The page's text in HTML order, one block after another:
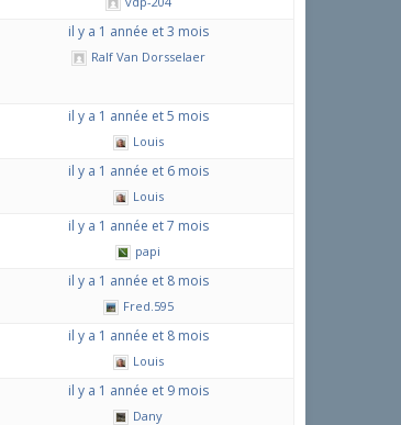
il y a 1 année et 3 mois
Ralf Van Dorsselaer
il y a 1 année et 5 mois
Louis
il y a 1 année et 6 mois
Louis
il y a 1 année et 7 mois
papi
il y a 1 année et 8 mois
Fred.595
il y a 1 année et 8 mois
Louis
il y a 1 année et 9 mois
Dany